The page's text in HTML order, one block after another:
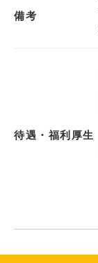
備考
待遇・福利厚生